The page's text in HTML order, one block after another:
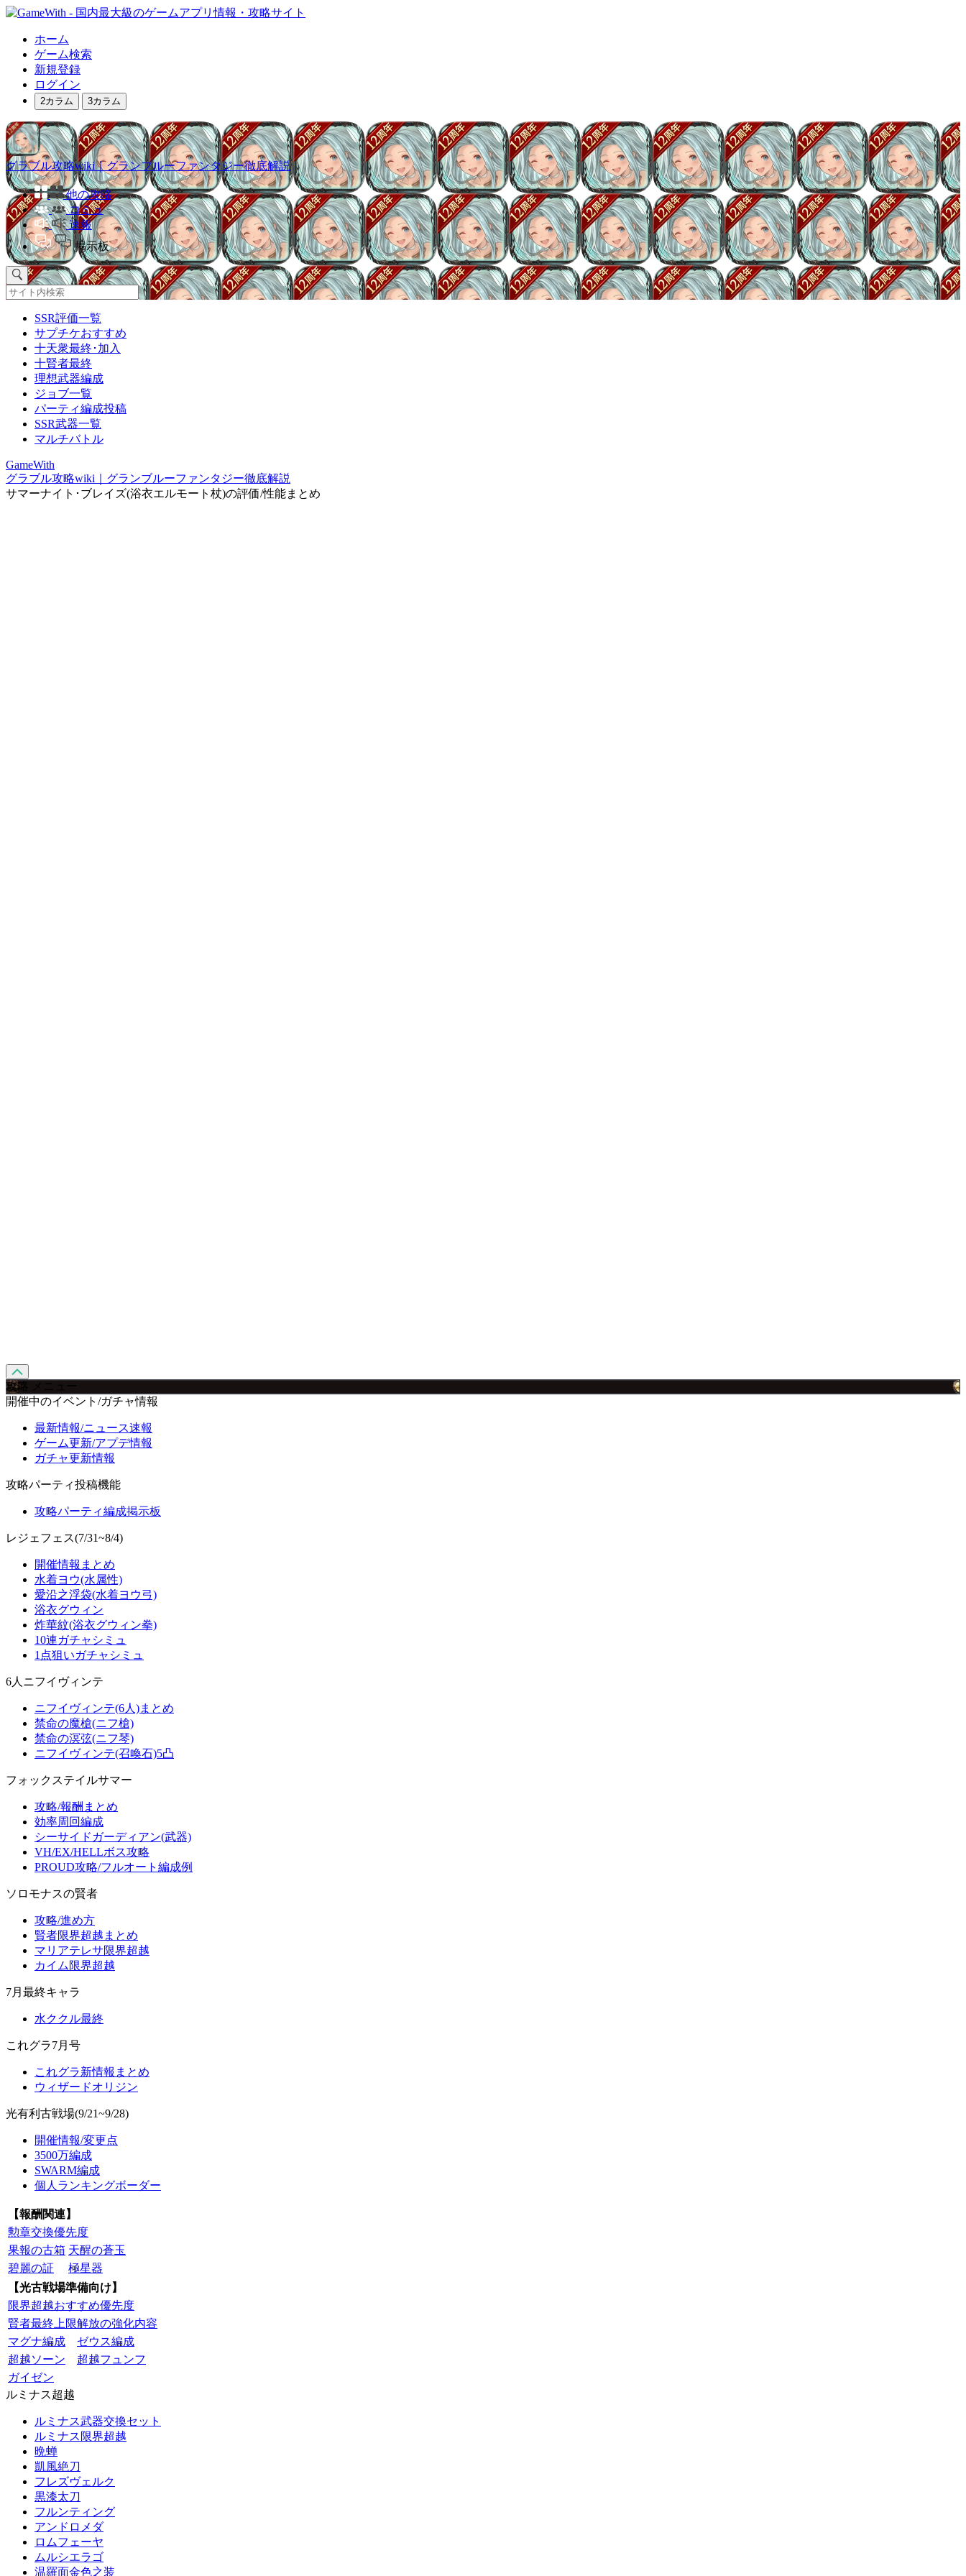
ホーム
ゲーム検索
新規登録
ログイン
2カラム 3カラム
グラブル攻略wiki｜グランブルーファンタジー徹底解説
他の攻略
コミュ
速報
掲示板
SSR評価一覧
サプチケおすすめ
十天衆最終･加入
十賢者最終
理想武器編成
ジョブ一覧
パーティ編成投稿
SSR武器一覧
マルチバトル
GameWith
グラブル攻略wiki｜グランブルーファンタジー徹底解説
サマーナイト･ブレイズ(浴衣エルモート杖)の評価/性能まとめ
攻略 メニュー
開催中のイベント/ガチャ情報
最新情報/ニュース速報
ゲーム更新/アプデ情報
ガチャ更新情報
攻略パーティ投稿機能
攻略パーティ編成掲示板
レジェフェス(7/31~8/4)
開催情報まとめ
水着ヨウ(水属性)
愛沿之浮袋(水着ヨウ弓)
浴衣グウィン
炸華紋(浴衣グウィン拳)
10連ガチャシミュ
1点狙いガチャシミュ
6人ニフイヴィンテ
ニフイヴィンテ(6人)まとめ
禁命の魔槍(ニフ槍)
禁命の溟弦(ニフ琴)
ニフイヴィンテ(召喚石)5凸
フォックステイルサマー
攻略/報酬まとめ
効率周回編成
シーサイドガーディアン(武器)
VH/EX/HELLボス攻略
PROUD攻略/フルオート編成例
ソロモナスの賢者
攻略/進め方
賢者限界超越まとめ
マリアテレサ限界超越
カイム限界超越
7月最終キャラ
水ククル最終
これグラ7月号
これグラ新情報まとめ
ウィザードオリジン
光有利古戦場(9/21~9/28)
開催情報/変更点
3500万編成
SWARM編成
個人ランキングボーダー
【報酬関連】
勲章交換優先度
果報の古箱 天醒の蒼玉
碧麗の証
極星器
【光古戦場準備向け】
限界超越おすすめ優先度
賢者最終上限解放の強化内容
マグナ編成
ゼウス編成
超越ソーン
超越フュンフ
ガイゼン
ルミナス超越
ルミナス武器交換セット
ルミナス限界超越
晩蝉
凱風絶刀
フレズヴェルク
黒漆太刀
フルンティング
アンドロメダ
ロムフェーヤ
ムルシエラゴ
温羅面金色之装